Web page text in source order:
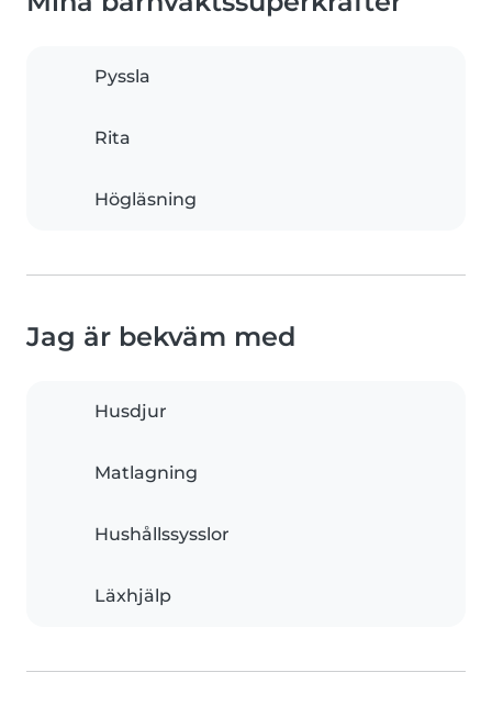
Pyssla
Rita
Högläsning
Jag är bekväm med
Husdjur
Matlagning
Hushållssysslor
Läxhjälp